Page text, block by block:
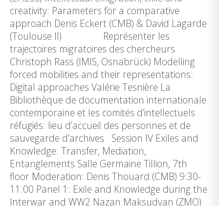
creativity: Parameters for a comparative
approach Denis Eckert (CMB) & David Lagarde
(Toulouse II) Représenter les
trajectoires migratoires des chercheurs
Christoph Rass (IMIS, Osnabrück) Modelling
forced mobilities and their representations:
Digital approaches Valérie Tesnière La
Bibliothèque de documentation internationale
contemporaine et les comités d’intellectuels
réfugiés: lieu d’accueil des personnes et de
sauvegarde d’archives Session IV Exiles and
Knowledge: Transfer, Mediation,
Entanglements Salle Germaine Tillion, 7th
floor Moderation: Denis Thouard (CMB) 9:30-
11:00 Panel 1: Exile and Knowledge during the
Interwar and WW2 Nazan Maksudyan (ZMO)